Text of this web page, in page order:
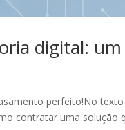
digital:
perfeito!No
contratar uma solução